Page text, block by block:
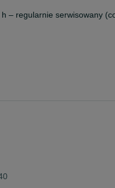
– regularnie serwisowany
7 83/200 HDI ROW
2024)